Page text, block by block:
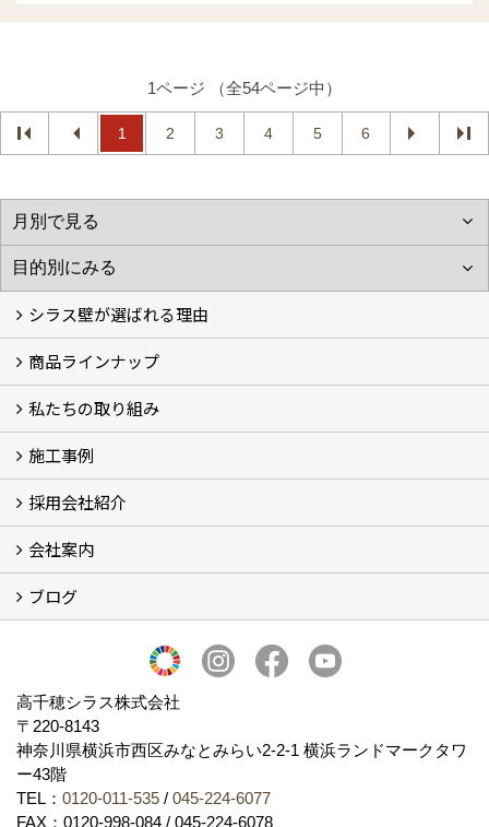
1ページ （全54ページ中）
1 2 3 4 5 6
シラス壁が選ばれる理由
シラスストーリー
こだわり
シラス壁の驚くべき性能
商品ラインナップ
一覧
内装仕上げ材
外装仕上げ材
舗装材
水性無機高分子系ハイブリッド型塗料
エコリフォーム
消臭壁紙
Q&A
資料PDF
私たちの取り組み
SDGs、GHGへの取り組み (2)
マグマシラス米
特別対談 (2)
高千穂シラス解説ムービー
研究プロジェクト (4)
プロジェクト (3)
施工事例
施工事例
お客様からのお便り
採用会社紹介
採用会社紹介
「鏝人の会」左官店のご紹介
会社案内
会社概要・沿革
代表の実績
製造紹介
ショールーム
アクセス
採用情報
バナーダウンロード
プライバシーポリシー
Takachiho Shirasu Global Site
LINE公式アカウント
ブログ
高千穂シラス株式会社
〒220-8143
神奈川県横浜市西区みなとみらい2‐2‐1 横浜ランドマークタワ
ー43階
TEL： 0120-011-535 / 045-224-6077
FAX：0120-998-084 / 045-224-6078